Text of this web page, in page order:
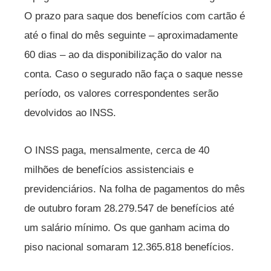
O prazo para saque dos benefícios com cartão é
até o final do mês seguinte – aproximadamente
60 dias – ao da disponibilização do valor na
conta. Caso o segurado não faça o saque nesse
período, os valores correspondentes serão
devolvidos ao INSS.
O INSS paga, mensalmente, cerca de 40
milhões de benefícios assistenciais e
previdenciários. Na folha de pagamentos do mês
de outubro foram 28.279.547 de benefícios até
um salário mínimo. Os que ganham acima do
piso nacional somaram 12.365.818 benefícios.